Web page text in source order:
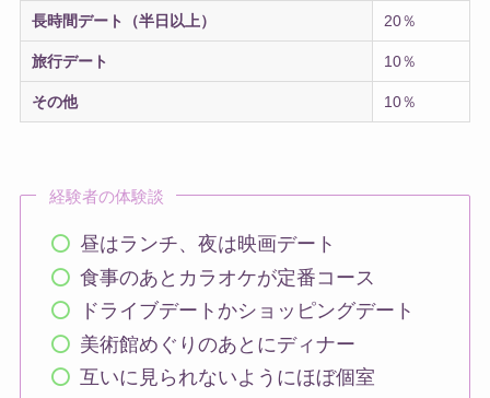
長時間デート（半日以上） 20％
旅行デート 10％
その他 10％
経験者の体験談
昼はランチ、夜は映画デート
食事のあとカラオケが定番コース
ドライブデートかショッピングデート
美術館めぐりのあとにディナー
互いに見られないようにほぼ個室